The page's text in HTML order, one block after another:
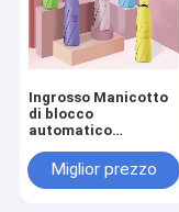
Ingrosso Manicotto
di blocco
automatico
pieghevole
Multicolore ombrello
Miglior prezzo